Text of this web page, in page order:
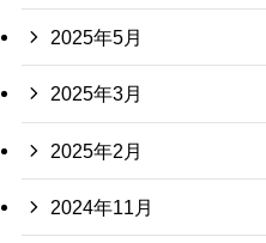
2025年5月
2025年3月
2025年2月
2024年11月